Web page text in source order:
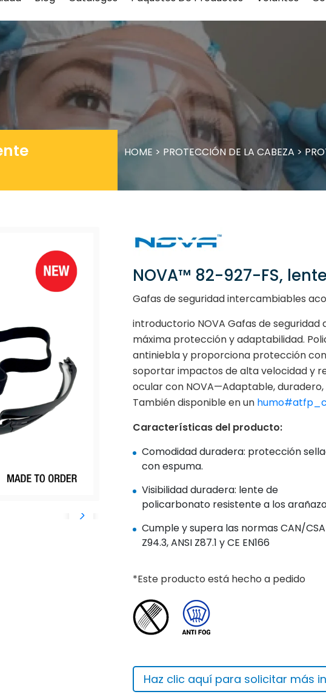
HOME > PROTECCIÓN DE LA CABEZA >
NOVA™ 82-927-FS,
Gafas de seguridad intercambiables
introductorio NOVA Gafas de
máxima protección y adaptabilidad.
antiniebla y proporciona protección
soportar impactos de alta velocidad y
ocular con NOVA—Adaptable,
También disponible en un
Características del producto:
Comodidad duradera: protección
con espuma.
Visibilidad duradera: lente de
policarbonato resistente a los
Cumple y supera las normas CAN/CSA
Z94.3, ANSI Z87.1 y CE EN166
*Este producto está hecho a pedido
Haz clic aquí para solicitar más